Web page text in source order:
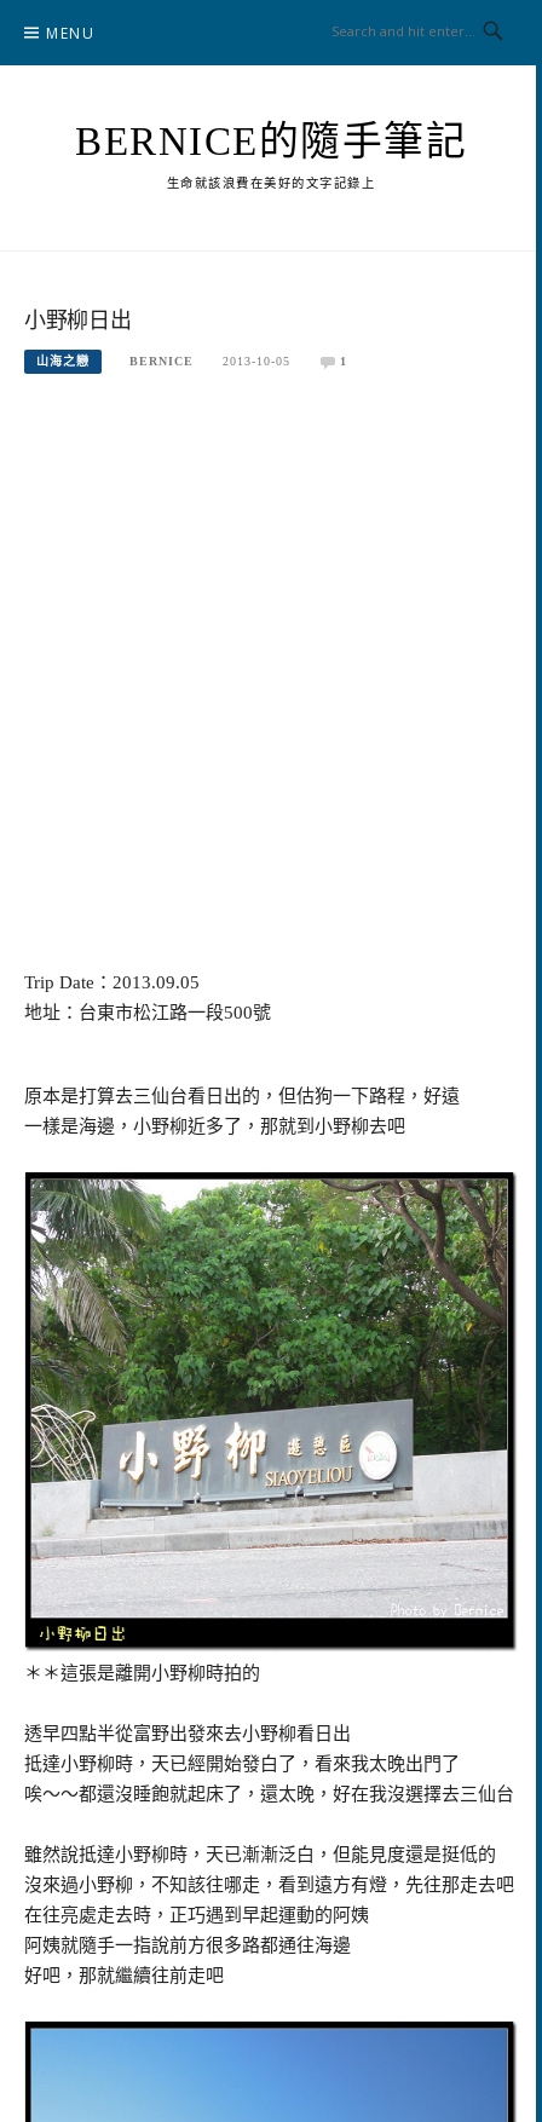
content
MENU
BERNICE的隨手筆記
生命就該浪費在美好的文字記錄上
小野柳日出
山海之戀 BERNICE 2013-10-05 1
Trip Date：2013.09.05
地址：台東市松江路一段500號
原本是打算去三仙台看日出的，但估狗一下路程，好遠
一樣是海邊，小野柳近多了，那就到小野柳去吧
＊＊這張是離開小野柳時拍的
透早四點半從富野出發來去小野柳看日出
抵達小野柳時，天已經開始發白了，看來我太晚出門了
唉～～都還沒睡飽就起床了，還太晚，好在我沒選擇去三仙台
雖然說抵達小野柳時，天已漸漸泛白，但能見度還是挺低的
沒來過小野柳，不知該往哪走，看到遠方有燈，先往那走去吧
在往亮處走去時，正巧遇到早起運動的阿姨
阿姨就隨手一指說前方很多路都通往海邊
好吧，那就繼續往前走吧